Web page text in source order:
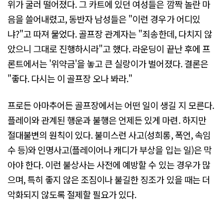
위가 굴러 떨어졌다. 그 카트에 있던 여성들은 깜짝 놀란 마
음을 쓸어내렸고, 동반자 남성들은 "이런 경우가 어디있
냐?"고 따져 물었다. 골프장 관계자는 "죄송한데, 다치지 않
았으니 그대로 진행하시라"고 했다. 라운딩이 끝난 후에 프
론트에서는 '위약금'을 놓고 큰 실랑이가 벌어졌다. 결론은
"좋다. 다시는 이 골프장 오나 봐라."
프로든 아마추어든 골프장에서는 어떤 일이 생길 지 모른다.
플레이와 관계된 행운과 불행은 언제든 있게 마련. 하지만
절대불변의 원칙이 있다. 불미스런 사고(성희롱, 폭언, 속임
수 등)와 인명사고(플레이어나 캐디가 부상을 입는 일)은 막
아야 한다. 이런 불상사는 사전에 예방할 수 있는 경우가 많
으며, 특히 좋지 않은 조짐이나 불길한 징조가 있을 때는 더
악화되지 않도록 절제할 필요가 있다.